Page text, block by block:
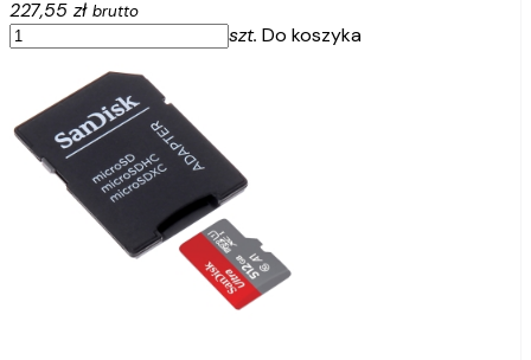
227,55 zł brutto
szt. Do koszyka